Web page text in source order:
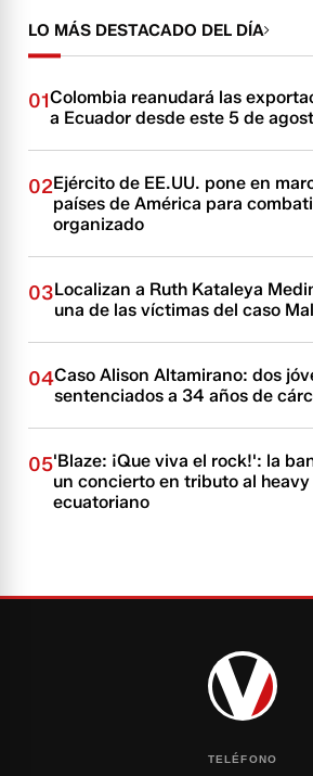
LO MÁS DESTACADO DEL DÍA
01Colombia reanudará las
a Ecuador desde este 5 de
02Ejército de EE.UU. pone en
países de América para
organizado
03Localizan a Ruth Kataleya
una de las víctimas del caso
04Caso Alison Altamirano: dos
sentenciados a 34 años de
05'Blaze: ¡Que viva el rock!': la
un concierto en tributo al heavy
ecuatoriano
TELÉFONO